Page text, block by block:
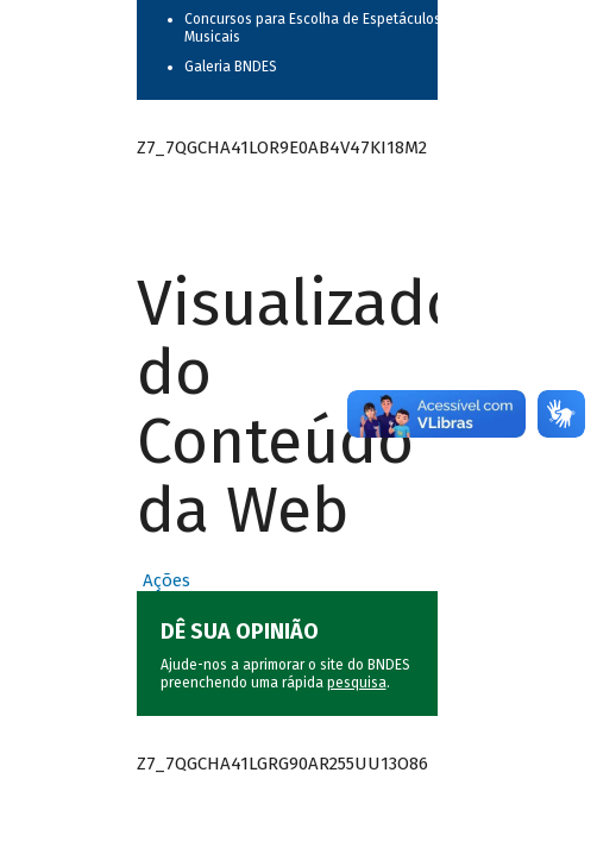
Concursos para Escolha de Espetáculos
Musicais
Galeria BNDES
Z7_7QGCHA41LOR9E0AB4V47KI18M2
Visualizador
do
Conteúdo
da Web
Ações
DÊ SUA OPINIÃO
Ajude-nos a aprimorar o site do BNDES
preenchendo uma rápida pesquisa.
Z7_7QGCHA41LGRG90AR255UU13O86